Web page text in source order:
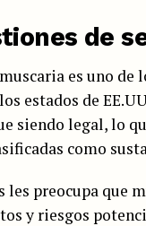
de
es uno de
estados de
siendo legal, lo
como
preocupa que
y riesgos